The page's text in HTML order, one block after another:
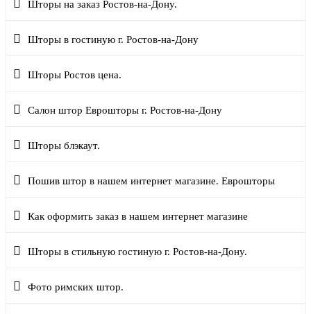
Шторы на заказ Ростов-на-Дону.
Шторы в гостиную г. Ростов-на-Дону
Шторы Ростов цена.
Салон штор Еврошторы г. Ростов-на-Дону
Шторы блэкаут.
Пошив штор в нашем интернет магазине. Еврошторы
Как оформить заказ в нашем интернет магазине
Шторы в стильную гостиную г. Ростов-на-Дону.
Фото римских штор.